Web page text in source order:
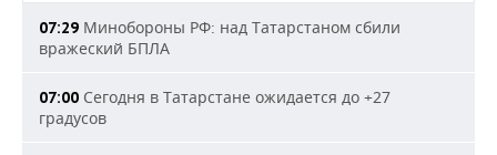
07:29 Минобороны РФ: над Татарстаном сбили
вражеский БПЛА
07:00 Сегодня в Татарстане ожидается до +27
градусов